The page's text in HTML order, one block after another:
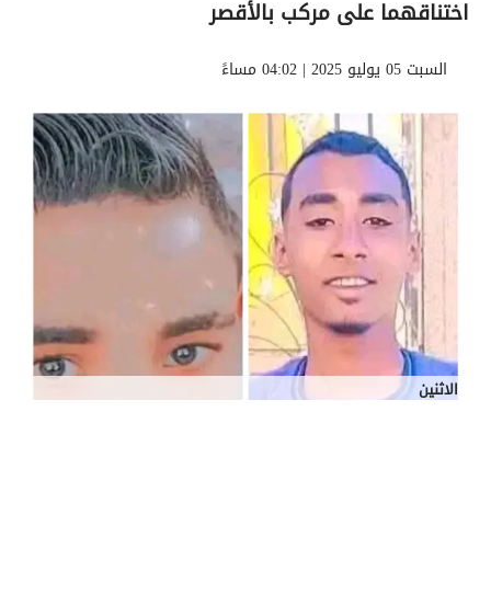
اختناقهما على مركب بالأقصر
السبت 05 يوليو 2025 | 04:02 مساءً
الاثنين